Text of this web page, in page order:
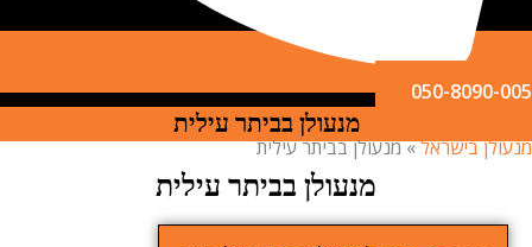
050-
מנעולן בביתר עילית
בישראל»מנעולן בביתר עילית
מנעולן בביתר עילית